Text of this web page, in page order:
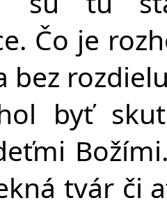
Čo je
bez
byť
tvár či